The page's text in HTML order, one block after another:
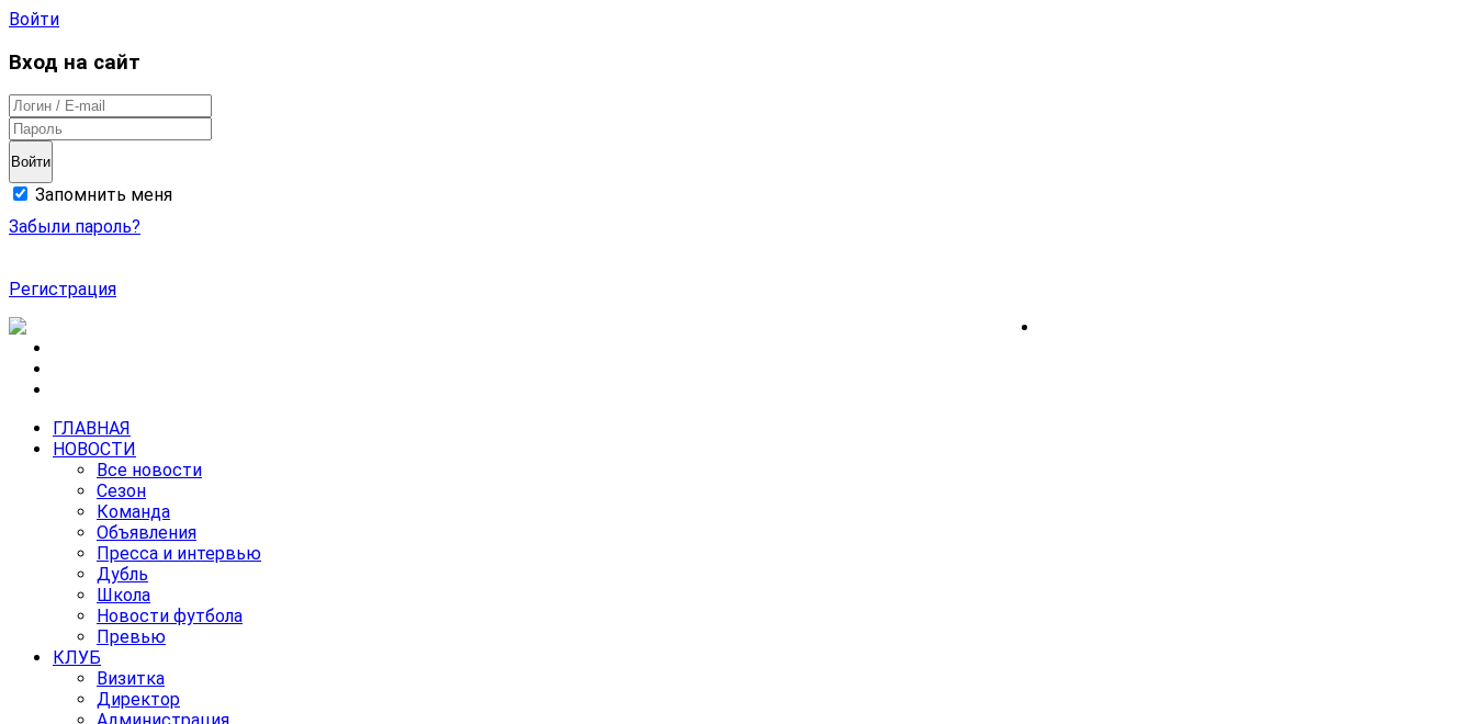
Войти
Вход на сайт
Войти
Запомнить меня
Забыли пароль?
Регистрация
ГЛАВНАЯ
НОВОСТИ
Все новости
Сезон
Команда
Объявления
Пресса и интервью
Дубль
Школа
Новости футбола
Превью
КЛУБ
Визитка
Директор